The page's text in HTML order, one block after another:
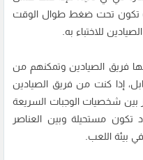
تكون تحت ضغط طوال الوقت
للاختباء به.
فريق الصيادين وتمكنهم من
إذا كنت من فريق الصيادين
بين شخصيات الوجبات السريعة
تكون مستحيلة وبين العناصر
بيئة اللعب.